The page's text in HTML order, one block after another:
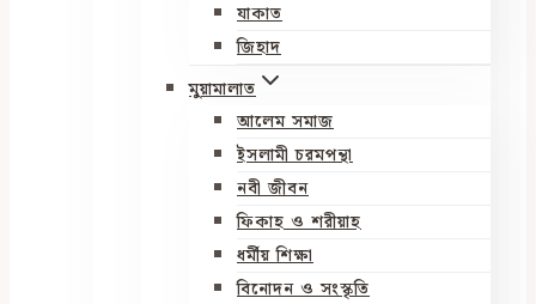
যাকাত
জিহাদ
মুয়ামালাত
আলেম সমাজ
ইসলামী চরমপন্থা
নবী জীবন
ফিকাহ ও শরীয়াহ
ধর্মীয় শিক্ষা
বিনোদন ও সংস্কৃতি